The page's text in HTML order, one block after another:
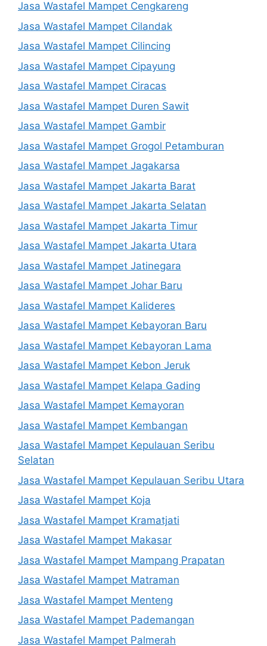
Jasa Wastafel Mampet Cengkareng
Jasa Wastafel Mampet Cilandak
Jasa Wastafel Mampet Cilincing
Jasa Wastafel Mampet Cipayung
Jasa Wastafel Mampet Ciracas
Jasa Wastafel Mampet Duren Sawit
Jasa Wastafel Mampet Gambir
Jasa Wastafel Mampet Grogol Petamburan
Jasa Wastafel Mampet Jagakarsa
Jasa Wastafel Mampet Jakarta Barat
Jasa Wastafel Mampet Jakarta Selatan
Jasa Wastafel Mampet Jakarta Timur
Jasa Wastafel Mampet Jakarta Utara
Jasa Wastafel Mampet Jatinegara
Jasa Wastafel Mampet Johar Baru
Jasa Wastafel Mampet Kalideres
Jasa Wastafel Mampet Kebayoran Baru
Jasa Wastafel Mampet Kebayoran Lama
Jasa Wastafel Mampet Kebon Jeruk
Jasa Wastafel Mampet Kelapa Gading
Jasa Wastafel Mampet Kemayoran
Jasa Wastafel Mampet Kembangan
Jasa Wastafel Mampet Kepulauan Seribu
Selatan
Jasa Wastafel Mampet Kepulauan Seribu Utara
Jasa Wastafel Mampet Koja
Jasa Wastafel Mampet Kramatjati
Jasa Wastafel Mampet Makasar
Jasa Wastafel Mampet Mampang Prapatan
Jasa Wastafel Mampet Matraman
Jasa Wastafel Mampet Menteng
Jasa Wastafel Mampet Pademangan
Jasa Wastafel Mampet Palmerah